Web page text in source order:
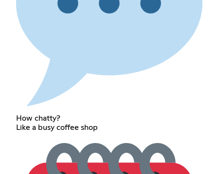
How chatty?
Like a busy coffee shop